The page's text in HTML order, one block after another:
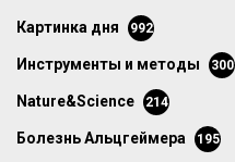
картинка дня 992
инструменты и методы 300
Nature&Science 214
болезнь Альцгеймера 195